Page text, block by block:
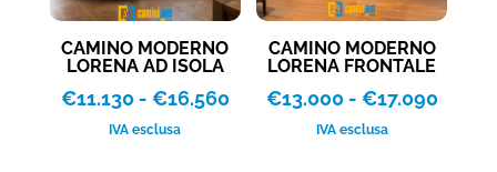
CAMINO MODERNO
LORENA AD ISOLA
€11.130 - €16.560Fascia
IVA esclusa
CAMINO MODERNO
LORENA FRONTALE
€13.000 - €17.090Fascia
IVA esclusa